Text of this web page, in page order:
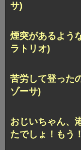
サ)
煙突があるよう
ラトリオ)
苦労して登った
ゾーサ)
おじいちゃん、
たでしょ！も